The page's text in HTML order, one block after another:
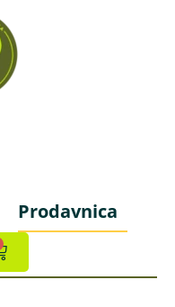
Prodavnica